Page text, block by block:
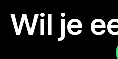
Wil je